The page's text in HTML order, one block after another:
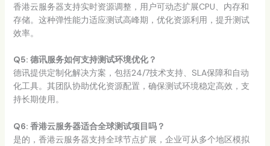
香港云服务器支持实时资源调整，用户可动态扩展CPU、内存和
存储。这种弹性能力适应测试高峰期，优化资源利用，提升测试
效率。
Q5: 德讯服务如何支持测试环境优化？
德讯提供定制化解决方案，包括24/7技术支持、SLA保障和自动
化工具。其团队协助优化资源配置，确保测试环境稳定高效，支
持长期使用。
Q6: 香港云服务器适合全球测试项目吗？
是的，香港云服务器支持全球节点扩展，企业可从多个地区模拟